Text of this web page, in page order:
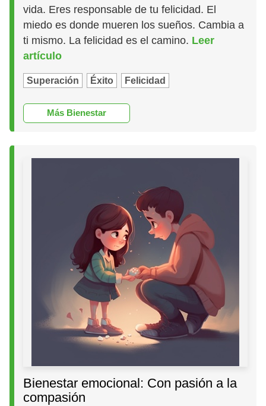
vida. Eres responsable de tu felicidad. El
miedo es donde mueren los sueños. Cambia a
ti mismo. La felicidad es el camino. Leer
artículo
Superación Éxito Felicidad
Más Bienestar
Bienestar emocional: Con pasión a la
compasión